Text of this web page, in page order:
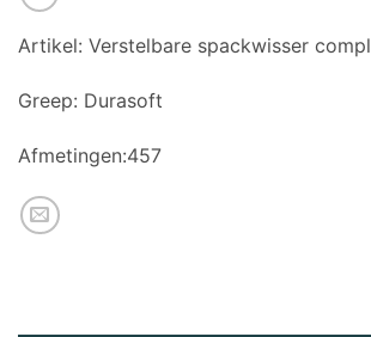
Artikel: Verstelbare spackwisser
Greep: Durasoft
Afmetingen:457